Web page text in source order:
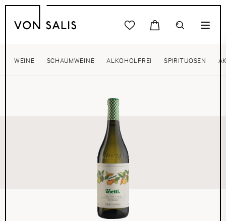
WEINE SCHAUMWEINE ALKOHOLFREI SPIRITUOSEN